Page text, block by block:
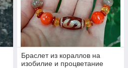
Браслет из кораллов на
изобилие и процветание